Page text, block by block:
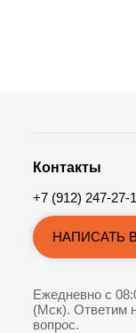
Контакты
+7 (912) 247-27-
НАПИСАТЬ В
Ежедневно с
(Мск). Ответим
вопрос.